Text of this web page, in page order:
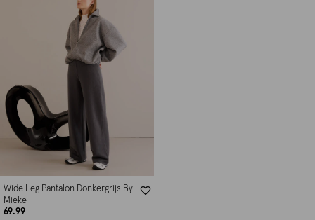
Wide Leg Pantalon Donkergrijs By
Mieke
69.99